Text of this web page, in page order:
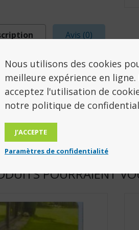
Avis (0)
freinage ergonomique.
kg.
POURRAIENT
Nous utilisons des cookies
meilleure expérience en
acceptez l'utilisation de
notre politique de
J’ACCEPTE
Paramètres de confidentialité